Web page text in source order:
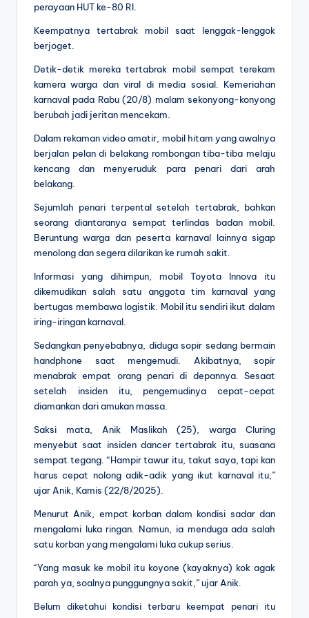
perayaan HUT ke-80 RI.
Keempatnya tertabrak mobil saat lenggak-lenggok
berjoget.
Detik-detik mereka tertabrak mobil sempat terekam
kamera warga dan viral di media sosial. Kemeriahan
karnaval pada Rabu (20/8) malam sekonyong-konyong
berubah jadi jeritan mencekam.
Dalam rekaman video amatir, mobil hitam yang awalnya
berjalan pelan di belakang rombongan tiba-tiba melaju
kencang dan menyeruduk para penari dari arah
belakang.
Sejumlah penari terpental setelah tertabrak, bahkan
seorang diantaranya sempat terlindas badan mobil.
Beruntung warga dan peserta karnaval lainnya sigap
menolong dan segera dilarikan ke rumah sakit.
Informasi yang dihimpun, mobil Toyota Innova itu
dikemudikan salah satu anggota tim karnaval yang
bertugas membawa logistik. Mobil itu sendiri ikut dalam
iring-iringan karnaval.
Sedangkan penyebabnya, diduga sopir sedang bermain
handphone saat mengemudi. Akibatnya, sopir
menabrak empat orang penari di depannya. Sesaat
setelah insiden itu, pengemudinya cepat-cepat
diamankan dari amukan massa.
Saksi mata, Anik Maslikah (25), warga Cluring
menyebut saat insiden dancer tertabrak itu, suasana
sempat tegang. “Hampir tawur itu, takut saya, tapi kan
harus cepat nolong adik-adik yang ikut karnaval itu,”
ujar Anik, Kamis (22/8/2025).
Menurut Anik, empat korban dalam kondisi sadar dan
mengalami luka ringan. Namun, ia menduga ada salah
satu korban yang mengalami luka cukup serius.
“Yang masuk ke mobil itu koyone (kayaknya) kok agak
parah ya, soalnya punggungnya sakit,” ujar Anik.
Belum diketahui kondisi terbaru keempat penari itu